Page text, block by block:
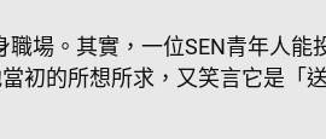
場​。其實，一位SEN青年人
初的所想所求，又笑言它是「